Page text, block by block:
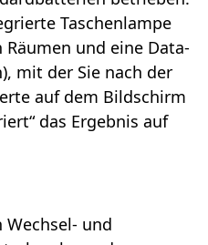
Taschenlampe
und eine Data-
mit der Sie nach der
auf dem Bildschirm
das Ergebnis auf
Wechsel- und